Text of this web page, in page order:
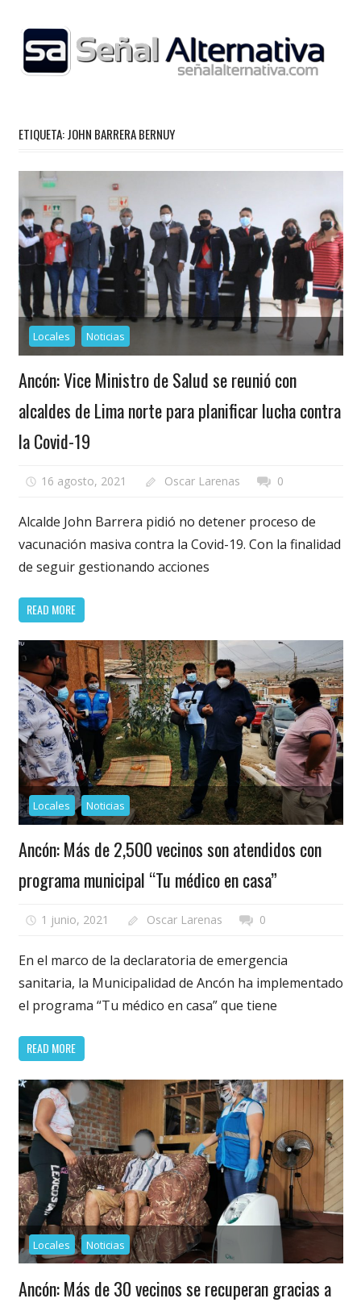
content
ETIQUETA:JOHN BARRERA BERNUY
Locales Noticias
Ancón: Vice Ministro de Salud se reunió con
alcaldes de Lima norte para planificar lucha contra
la Covid-19
16 agosto, 2021 Oscar Larenas 0
Alcalde John Barrera pidió no detener proceso de
vacunación masiva contra la Covid-19. Con la finalidad
de seguir gestionando acciones
READ MORE
Locales Noticias
Ancón: Más de 2,500 vecinos son atendidos con
programa municipal “Tu médico en casa”
1 junio, 2021 Oscar Larenas 0
En el marco de la declaratoria de emergencia
sanitaria, la Municipalidad de Ancón ha implementado
el programa “Tu médico en casa” que tiene
READ MORE
Locales Noticias
Ancón: Más de 30 vecinos se recuperan gracias a